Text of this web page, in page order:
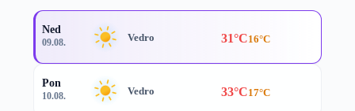
Ned
09.08. Vedro 31°C16°C
Pon
10.08. Vedro 33°C17°C